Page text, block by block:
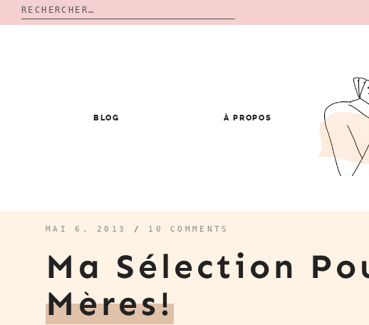
Rechercher :
BLOG À PROPOS
MAI 6, 2013 / 10 COMMENTS
Ma Sélection
Mères!